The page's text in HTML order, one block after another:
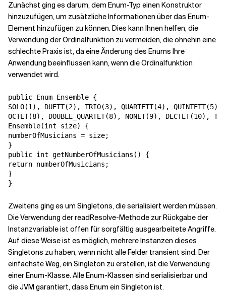
Zunächst ging es darum, dem Enum-Typ einen Konstruktor
hinzuzufügen, um zusätzliche Informationen über das Enum-
Element hinzufügen zu können. Dies kann Ihnen helfen, die
Verwendung der Ordinalfunktion zu vermeiden, die ohnehin eine
schlechte Praxis ist, da eine Änderung des Enums Ihre
Anwendung beeinflussen kann, wenn die Ordinalfunktion
verwendet wird.
public Enum Ensemble {
SOLO(1), DUETT(2), TRIO(3), QUARTETT(4), QUINTETT(5),
OCTET(8), DOUBLE_QUARTET(8), NONET(9),
Ensemble(int size) {
numberOfMusicians = size;
}
public int getNumberOfMusicians() {
return numberOfMusicians;
}
}
Zweitens ging es um Singletons, die serialisiert werden müssen.
Die Verwendung der readResolve-Methode zur Rückgabe der
Instanzvariable ist offen für sorgfältig ausgearbeitete Angriffe.
Auf diese Weise ist es möglich, mehrere Instanzen dieses
Singletons zu haben, wenn nicht alle Felder transient sind. Der
einfachste Weg, ein Singleton zu erstellen, ist die Verwendung
einer Enum-Klasse. Alle Enum-Klassen sind serialisierbar und
die JVM garantiert, dass Enum ein Singleton ist.